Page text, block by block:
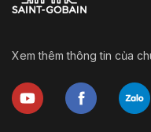
Xem thêm thông tin của